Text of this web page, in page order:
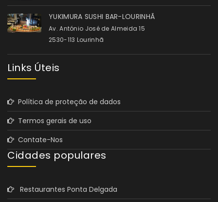
YUKIMURA SUSHI BAR-LOURINHÃ
Av. António José de Almeida 15
2530-113 Lourinhã
Links Úteis
Política de proteção de dados
Termos gerais de uso
Contate-Nos
Cidades populares
Restaurantes Ponta Delgada